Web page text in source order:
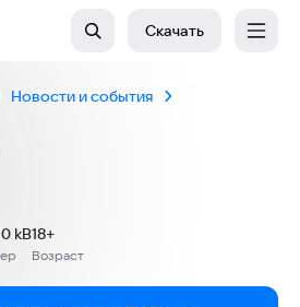
Скачать
Новости и события
kB
Возраст
18+